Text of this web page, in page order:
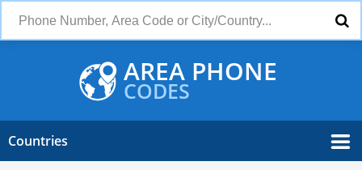
AREA PHONE
CODES
Countries